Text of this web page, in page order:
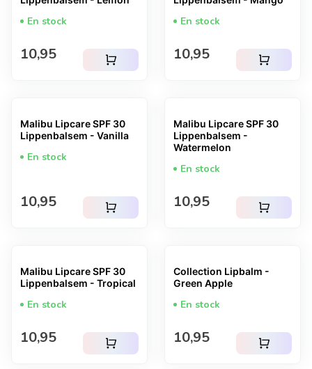
En stock
Prix normal
10,95 shopping_cart
En stock
Prix normal
10,95 shopping_cart
Malibu Lipcare SPF 30
Lippenbalsem - Vanilla
En stock
Prix normal
10,95 shopping_cart
Malibu Lipcare SPF 30
Lippenbalsem -
Watermelon
En stock
Prix normal
10,95 shopping_cart
Malibu Lipcare SPF 30
Lippenbalsem - Tropical
En stock
Prix normal
10,95 shopping_cart
Collection Lipbalm -
Green Apple
En stock
Prix normal
10,95 shopping_cart